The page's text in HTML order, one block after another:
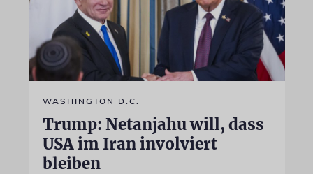
WASHINGTON D.C.
Trump: Netanjahu will, dass
USA im Iran involviert
bleiben